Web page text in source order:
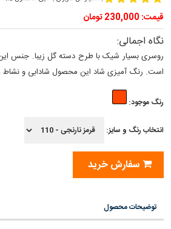
قیمت: 230,000 تومان
نگاه اجمالی:
روسری بسیار شیک با طرح دسته گل زیبا. جنس
است. رنگ آمیزی شاد این محصول شادابی و نشاط
رنگ موجود:
انتخاب رنگ و سایز:
سفارش خرید
توضیحات محصول